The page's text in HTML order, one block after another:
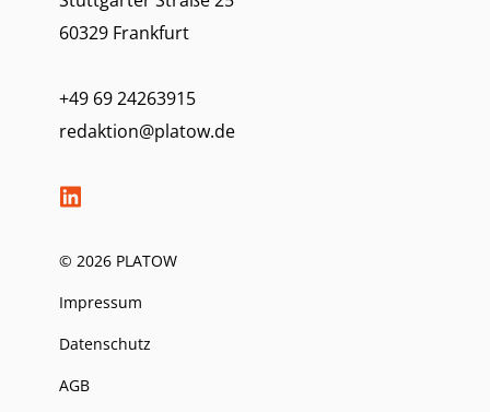
60329 Frankfurt
+49 69 24263915
redaktion@platow.de
© 2026 PLATOW
Impressum
Datenschutz
AGB